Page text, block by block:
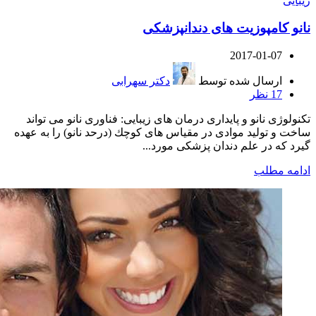
نانو کامپوزیت های دندانپزشکی
2017-01-07
ارسال شده توسط
دکتر سهرابی
17 نظر
تکنولوژی نانو و پایداری درمان های زیبایی: فناورى نانو می تواند
ساخت و تولید موادى در مقیاس هاى كوچك (درحد نانو) را به عهده
گیرد كه در علم دندان پزشكی مورد...
ادامه مطلب